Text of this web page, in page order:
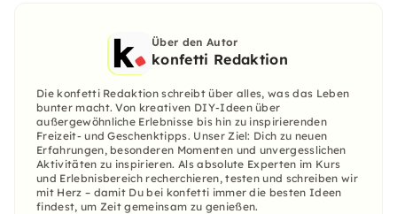
Über den Autor
konfetti Redaktion
Die konfetti Redaktion schreibt über alles, was das Leben
bunter macht. Von kreativen DIY-Ideen über
außergewöhnliche Erlebnisse bis hin zu inspirierenden
Freizeit- und Geschenktipps. Unser Ziel: Dich zu neuen
Erfahrungen, besonderen Momenten und unvergesslichen
Aktivitäten zu inspirieren. Als absolute Experten im Kurs
und Erlebnisbereich recherchieren, testen und schreiben wir
mit Herz – damit Du bei konfetti immer die besten Ideen
findest, um Zeit gemeinsam zu genießen.